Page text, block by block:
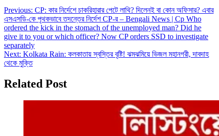
Post
navigation
Previous: CP: কার নির্দেশে চাকরিহারার পেটে লাথি? দিলেনই বা কোন অফিসার? এবার
এসএসডি-কে পৃথকভাবে তদন্তের নির্দেশ CP-র – Bengali News | Cp Who
ordered the kick in the stomach of the unemployed man? Did he
give it to you or which officer? Now CP orders SSD to investigate
separately
Next: Kolkata Rain: কলকাতায় স্বস্তির বৃষ্টি! ঝমঝমিয়ে ভিজল মহানগরী, দাবদাহ
থেকে মুক্তি
Related Post